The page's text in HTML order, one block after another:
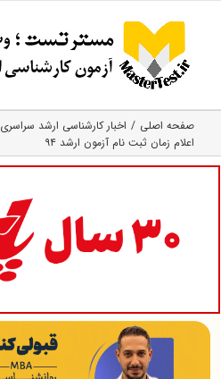
content
صفحه اصلی
اخبار کارشناسی ارشد سراسری
اعلام زمان ثبت نام آزمون ارشد ۹۴